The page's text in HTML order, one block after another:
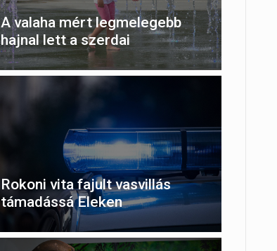
A valaha mért legmelegebb
hajnal lett a szerdai
Rokoni vita fajult vasvillás
támadássá Eleken